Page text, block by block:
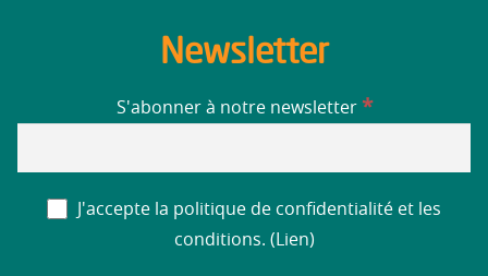
Newsletter
S'abonner à notre newsletter *
J'accepte la politique de confidentialité et les
conditions. ( Lien)